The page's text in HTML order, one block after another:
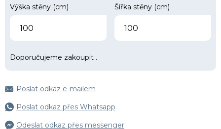
Výška stěny (cm) Šířka stěny (cm)
Doporučujeme zakoupit .
Poslat odkaz e-mailem
Poslat odkaz přes Whatsapp
Odeslat odkaz přes messenger